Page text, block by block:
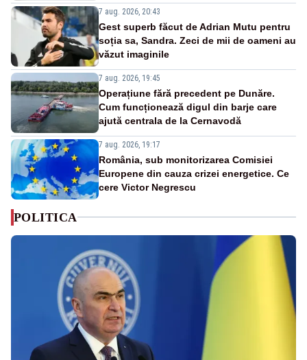
7 aug. 2026, 20:43
Gest superb făcut de Adrian Mutu pentru
soția sa, Sandra. Zeci de mii de oameni au
văzut imaginile
7 aug. 2026, 19:45
Operațiune fără precedent pe Dunăre.
Cum funcționează digul din barje care
ajută centrala de la Cernavodă
7 aug. 2026, 19:17
România, sub monitorizarea Comisiei
Europene din cauza crizei energetice. Ce
cere Victor Negrescu
POLITICA